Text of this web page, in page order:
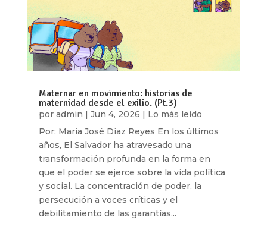
Maternar en movimiento: historias de
maternidad desde el exilio. (Pt.3)
por admin Jun 4, 2026
Lo más leído
Por: María José Díaz Reyes En los últimos
años, El Salvador ha atravesado una
transformación profunda en la forma en
que el poder se ejerce sobre la vida política
y social. La concentración de poder, la
persecución a voces críticas y el
debilitamiento de las garantías...